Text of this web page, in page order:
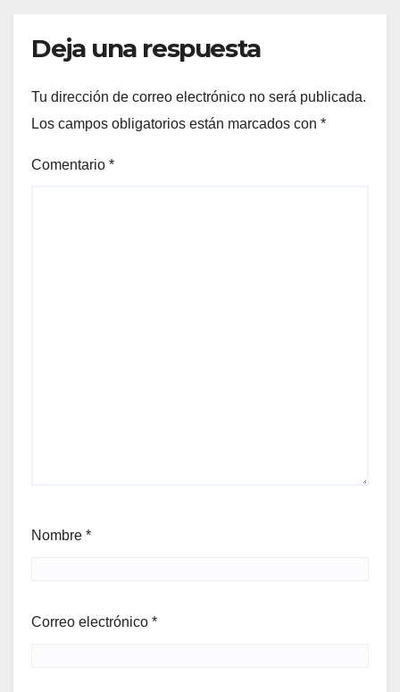
Deja una respuesta
Tu dirección de correo electrónico no será publicada.
Los campos obligatorios están marcados con *
Comentario *
Nombre *
Correo electrónico *